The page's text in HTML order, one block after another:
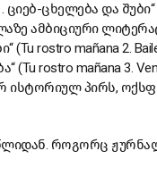
ცხელება და შუბი“
ამბიციური
rostro mañana 2.
rostro mañana 3.
პირს,
წლიდან. როგორც